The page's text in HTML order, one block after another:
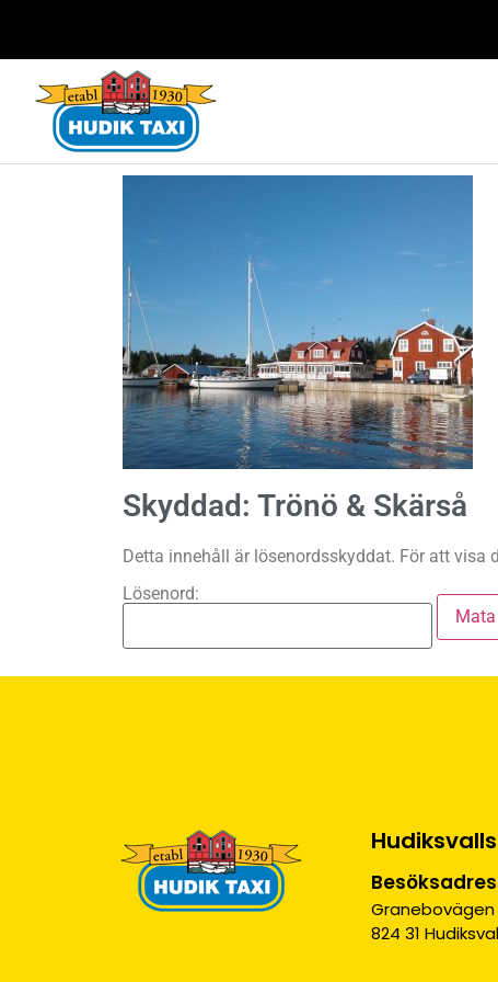
Skyddad: Trönö & Skärså
Detta innehåll är lösenordsskyddat. För att visa
Lösenord:
824 31